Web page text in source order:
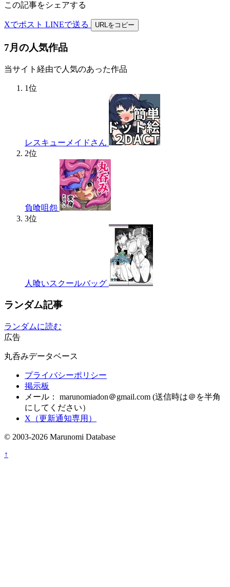
この記事をシェアする
Xでポスト LINEで送る URLをコピー
7月の人気作品
当サイト経由で人気のあった作品
1位
レスキューメイドさん
2位
負喰咀怨
3位
人喰いスクールバッグ
ランダム記事
ランダムに読む
広告
丸呑みデータベース
プライバシーポリシー
掲示板
メール：
marunomiadon＠gmail.com (送信時は＠を半角
にしてください）
X（更新通知専用）
© 2003-2026 Marunomi Database
↑